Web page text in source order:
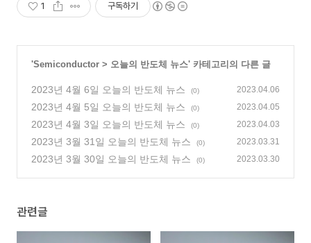
1 구독하기
'Semiconductor > 오늘의 반도체 뉴스' 카테고리의 다른 글
2023년 4월 6일 오늘의 반도체 뉴스 (0) 2023.04.06
2023년 4월 5일 오늘의 반도체 뉴스 (0) 2023.04.05
2023년 4월 3일 오늘의 반도체 뉴스 (0) 2023.04.03
2023년 3월 31일 오늘의 반도체 뉴스 (0) 2023.03.31
2023년 3월 30일 오늘의 반도체 뉴스 (0) 2023.03.30
관련글